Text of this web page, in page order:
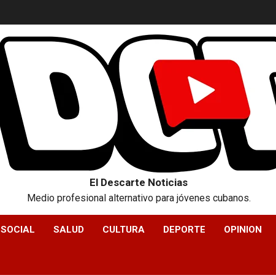
El Descarte Noticias
Medio profesional alternativo para jóvenes cubanos.
SOCIAL SALUD CULTURA DEPORTE OPINION